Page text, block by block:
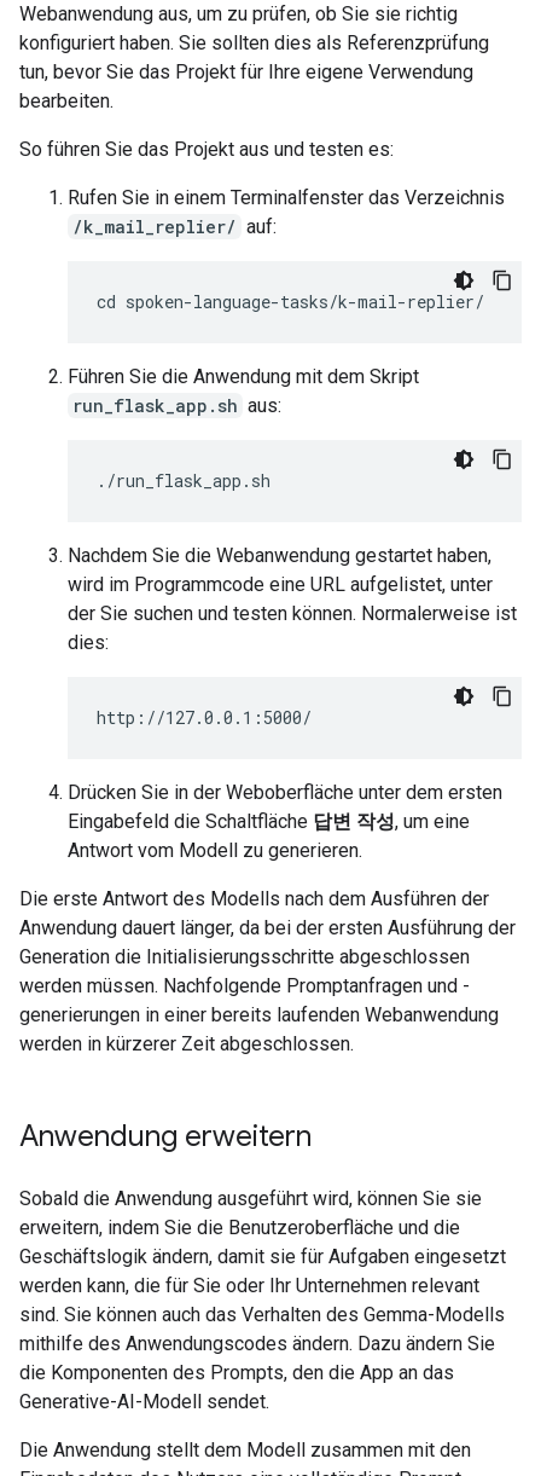
Webanwendung aus, um zu prüfen, ob Sie sie richtig
konfiguriert haben. Sie sollten dies als Referenzprüfung
tun, bevor Sie das Projekt für Ihre eigene Verwendung
bearbeiten.
So führen Sie das Projekt aus und testen es:
Rufen Sie in einem Terminalfenster das Verzeichnis
/k_mail_replier/ auf:
Führen Sie die Anwendung mit dem Skript
run_flask_app.sh aus:
Nachdem Sie die Webanwendung gestartet haben,
wird im Programmcode eine URL aufgelistet, unter
der Sie suchen und testen können. Normalerweise ist
dies:
Drücken Sie in der Weboberfläche unter dem ersten
Eingabefeld die Schaltfläche 답변 작성, um eine
Antwort vom Modell zu generieren.
Die erste Antwort des Modells nach dem Ausführen der
Anwendung dauert länger, da bei der ersten Ausführung der
Generation die Initialisierungsschritte abgeschlossen
werden müssen. Nachfolgende Promptanfragen und -
generierungen in einer bereits laufenden Webanwendung
werden in kürzerer Zeit abgeschlossen.
Anwendung erweitern
Sobald die Anwendung ausgeführt wird, können Sie sie
erweitern, indem Sie die Benutzeroberfläche und die
Geschäftslogik ändern, damit sie für Aufgaben eingesetzt
werden kann, die für Sie oder Ihr Unternehmen relevant
sind. Sie können auch das Verhalten des Gemma-Modells
mithilfe des Anwendungscodes ändern. Dazu ändern Sie
die Komponenten des Prompts, den die App an das
Generative-AI-Modell sendet.
Die Anwendung stellt dem Modell zusammen mit den